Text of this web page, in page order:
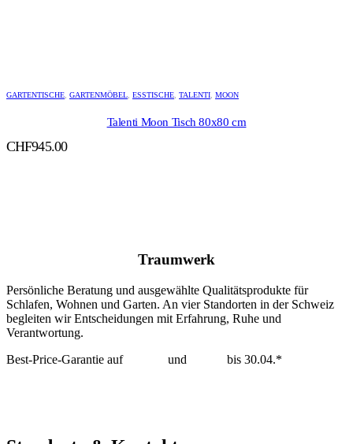
GARTENTISCHE, GARTENMÖBEL, ESSTISCHE, TALENTI, MOON
Talenti Moon Tisch 80x80 cm
CHF945.00
Traumwerk
Persönliche Beratung und ausgewählte Qualitätsprodukte für
Schlafen, Wohnen und Garten. An vier Standorten in der Schweiz
begleiten wir Entscheidungen mit Erfahrung, Ruhe und
Verantwortung.
Best-Price-Garantie auf
und
bis 30.04.*